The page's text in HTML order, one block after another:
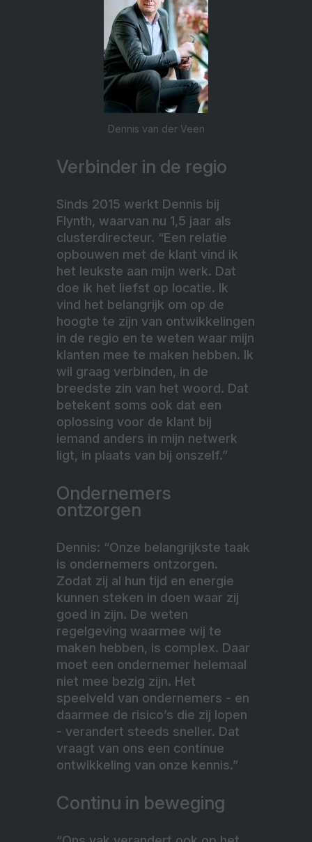
Dennis van der Veen
Verbinder in de regio
Sinds 2015 werkt Dennis bij
Flynth, waarvan nu 1,5 jaar als
clusterdirecteur. “Een relatie
opbouwen met de klant vind ik
het leukste aan mijn werk. Dat
doe ik het liefst op locatie. Ik
vind het belangrijk om op de
hoogte te zijn van ontwikkelingen
in de regio en te weten waar mijn
klanten mee te maken hebben. Ik
wil graag verbinden, in de
breedste zin van het woord. Dat
betekent soms ook dat een
oplossing voor de klant bij
iemand anders in mijn netwerk
ligt, in plaats van bij onszelf.”
Ondernemers
ontzorgen
Dennis: “Onze belangrijkste taak
is ondernemers ontzorgen.
Zodat zij al hun tijd en energie
kunnen steken in doen waar zij
goed in zijn. De weten
regelgeving waarmee wij te
maken hebben, is complex. Daar
moet een ondernemer helemaal
niet mee bezig zijn. Het
speelveld van ondernemers - en
daarmee de risico’s die zij lopen
- verandert steeds sneller. Dat
vraagt van ons een continue
ontwikkeling van onze kennis.”
Continu in beweging